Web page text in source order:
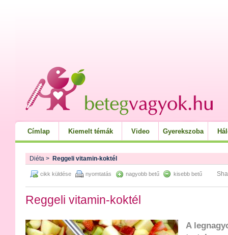
Címlap Kiemelt témák Video Gyerekszoba
Diéta > Reggeli vitamin-koktél
cikk küldése nyomtatás nagyobb betű kisebb betű
Reggeli vitamin-koktél
A